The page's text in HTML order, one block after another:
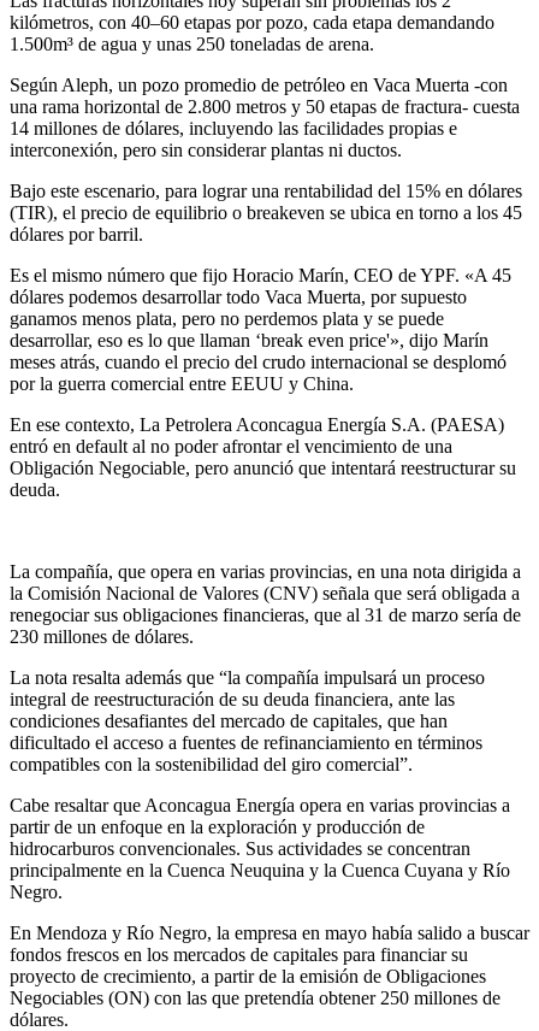
kilómetros, con 40–60 etapas por pozo, cada etapa demandando
1.500m³ de agua y unas 250 toneladas de arena.
Según Aleph, un pozo promedio de petróleo en Vaca Muerta -con
una rama horizontal de 2.800 metros y 50 etapas de fractura- cuesta
14 millones de dólares, incluyendo las facilidades propias e
interconexión, pero sin considerar plantas ni ductos.
Bajo este escenario, para lograr una rentabilidad del 15% en dólares
(TIR), el precio de equilibrio o breakeven se ubica en torno a los 45
dólares por barril.
Es el mismo número que fijo Horacio Marín, CEO de YPF. «A 45
dólares podemos desarrollar todo Vaca Muerta, por supuesto
ganamos menos plata, pero no perdemos plata y se puede
desarrollar, eso es lo que llaman ‘break even price'», dijo Marín
meses atrás, cuando el precio del crudo internacional se desplomó
por la guerra comercial entre EEUU y China.
En ese contexto, La Petrolera Aconcagua Energía S.A. (PAESA)
entró en default al no poder afrontar el vencimiento de una
Obligación Negociable, pero anunció que intentará reestructurar su
deuda.
La compañía, que opera en varias provincias, en una nota dirigida a
la Comisión Nacional de Valores (CNV) señala que será obligada a
renegociar sus obligaciones financieras, que al 31 de marzo sería de
230 millones de dólares.
La nota resalta además que “la compañía impulsará un proceso
integral de reestructuración de su deuda financiera, ante las
condiciones desafiantes del mercado de capitales, que han
dificultado el acceso a fuentes de refinanciamiento en términos
compatibles con la sostenibilidad del giro comercial”.
Cabe resaltar que Aconcagua Energía opera en varias provincias a
partir de un enfoque en la exploración y producción de
hidrocarburos convencionales. Sus actividades se concentran
principalmente en la Cuenca Neuquina y la Cuenca Cuyana y Río
Negro.
En Mendoza y Río Negro, la empresa en mayo había salido a buscar
fondos frescos en los mercados de capitales para financiar su
proyecto de crecimiento, a partir de la emisión de Obligaciones
Negociables (ON) con las que pretendía obtener 250 millones de
dólares.